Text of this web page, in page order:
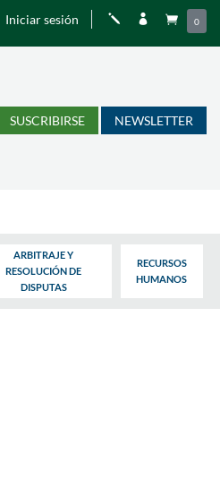
Iniciar sesión j   0
SUSCRIBIRSE NEWSLETTER
ARBITRAJE Y
RESOLUCIÓN DE
DISPUTAS
RECURSOS
HUMANOS